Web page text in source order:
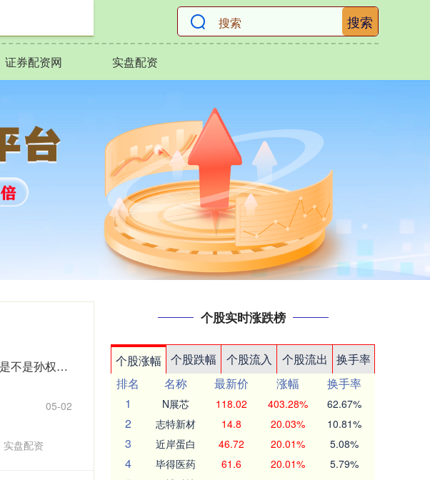
搜索
证券配资网 实盘配资
金十配资APP下载 孙权当上领导人，却闲置了孙策的儿子孙绍，是不是孙权气量太小？
05-02
实盘配资
个股实时涨跌榜
个股涨幅 个股跌幅 个股流入 个股流出
换手率
排名
名称 最新价 涨幅
换手率
1
N展芯 118.02 403.28% 62.67%
2 志特新材 14.8 20.03% 10.81%
3 近岸蛋白 46.72 20.01% 5.08%
4 毕得医药 61.6 20.01% 5.79%